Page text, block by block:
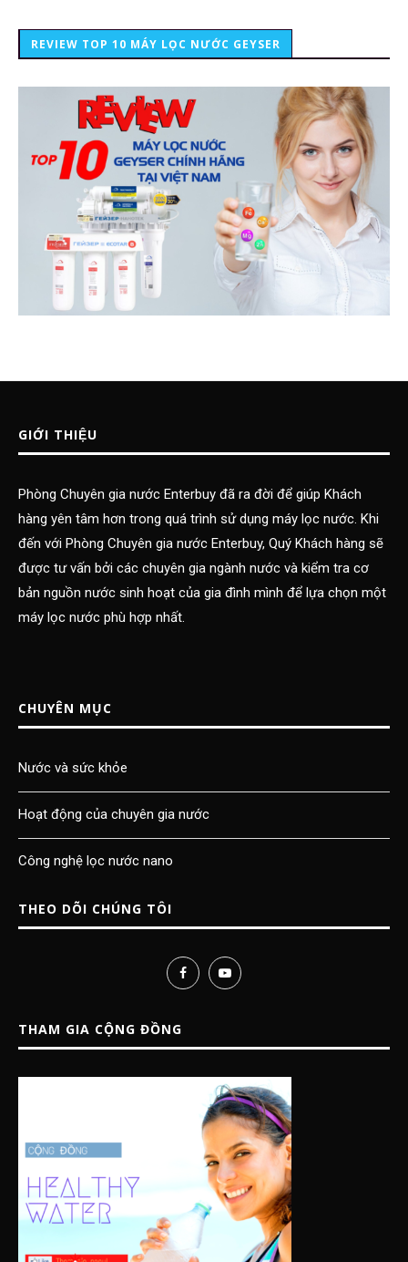
REVIEW TOP 10 MÁY LỌC NƯỚC GEYSER
GIỚI THIỆU
Phòng Chuyên gia nước Enterbuy đã ra đời để giúp Khách
hàng yên tâm hơn trong quá trình sử dụng máy lọc nước. Khi
đến với Phòng Chuyên gia nước Enterbuy, Quý Khách hàng sẽ
được tư vấn bởi các chuyên gia ngành nước và kiểm tra cơ
bản nguồn nước sinh hoạt của gia đình mình để lựa chọn một
máy lọc nước phù hợp nhất.
CHUYÊN MỤC
Nước và sức khỏe
Hoạt động của chuyên gia nước
Công nghệ lọc nước nano
THEO DÕI CHÚNG TÔI
THAM GIA CỘNG ĐỒNG